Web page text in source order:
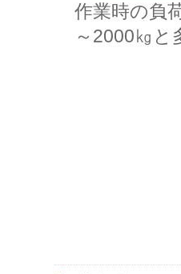
作業時の負
～2000㎏と